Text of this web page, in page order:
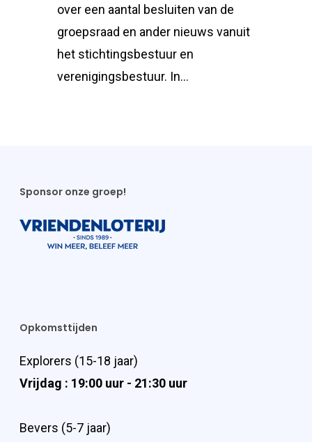
over een aantal besluiten van de
groepsraad en ander nieuws vanuit
het stichtingsbestuur en
verenigingsbestuur. In…
Sponsor onze groep!
Opkomsttijden
Explorers (15-18 jaar)
Vrijdag : 19:00 uur - 21:30 uur
Bevers (5-7 jaar)